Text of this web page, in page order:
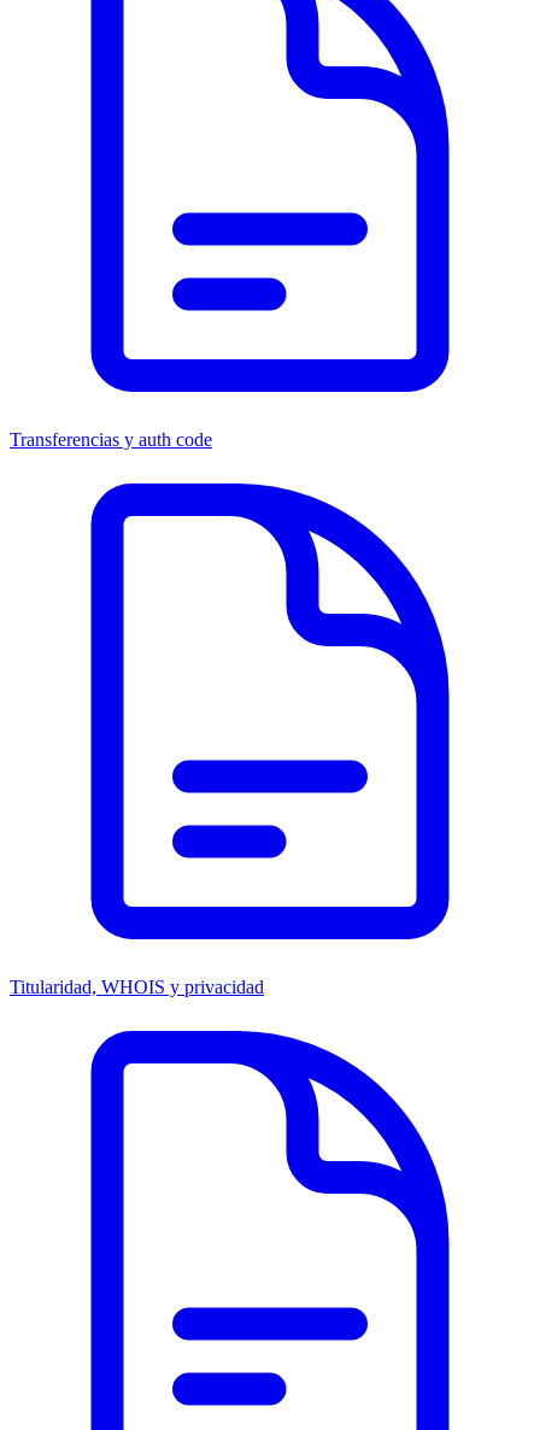
Transferencias y auth code
Titularidad, WHOIS y privacidad